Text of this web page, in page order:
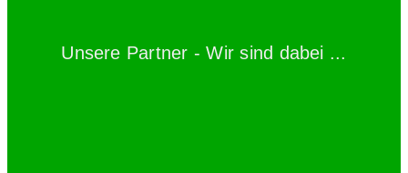
Unsere Partner - Wir sind dabei ...